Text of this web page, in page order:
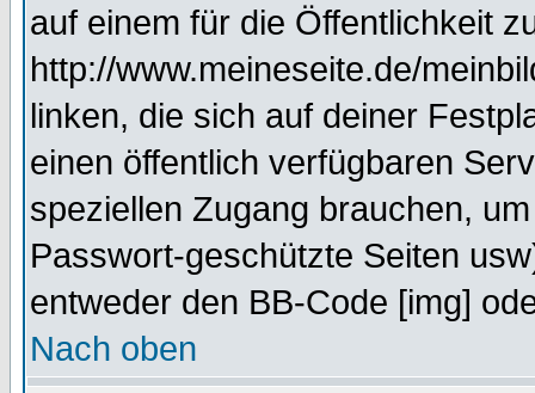
auf einem für die Öffentlichkeit
http://www.meineseite.de/
linken, die sich auf deiner
einen öffentlich verfügbaren
speziellen Zugang brauchen,
Passwort-geschützte Seiten
entweder den BB-Code [img]
Nach oben